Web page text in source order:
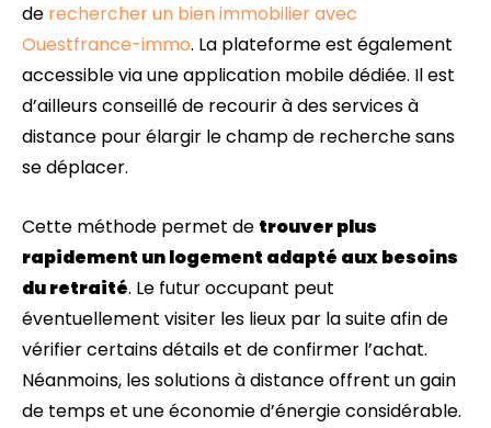
de rechercher un bien immobilier avec
Ouestfrance-immo. La plateforme est également
accessible via une application mobile dédiée. Il est
d’ailleurs conseillé de recourir à des services à
distance pour élargir le champ de recherche sans
se déplacer.
Cette méthode permet de trouver plus
rapidement un logement adapté aux besoins
du retraité. Le futur occupant peut
éventuellement visiter les lieux par la suite afin de
vérifier certains détails et de confirmer l’achat.
Néanmoins, les solutions à distance offrent un gain
de temps et une économie d’énergie considérable.